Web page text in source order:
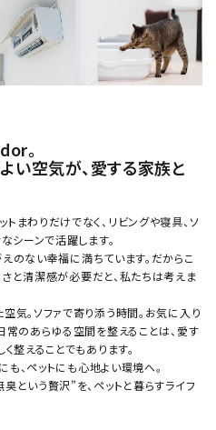
。
い空気が、愛する家族と
わりだけでなく、リビングや寝具、ソ
シーンで活躍します。
のない幸福に満ちています。だからこ
と清潔感が必要だと、私たちは考えま
気。ソファで寄り添う時間。お気に入り
常のあらゆる空間を整えることは、愛す
整えることでもあります。
、ペットにも心地よい環境へ。
いう贅沢”を、ペットと暮らすライフ